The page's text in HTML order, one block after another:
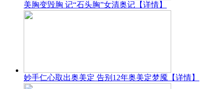
美胸变毁胸 记“石头胸”女清奥记 【详情】
妙手仁心取出奥美定 告别12年奥美定梦魇 【详情】